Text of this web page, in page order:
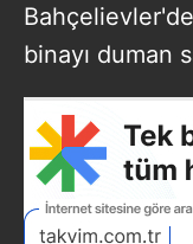
binayı duman